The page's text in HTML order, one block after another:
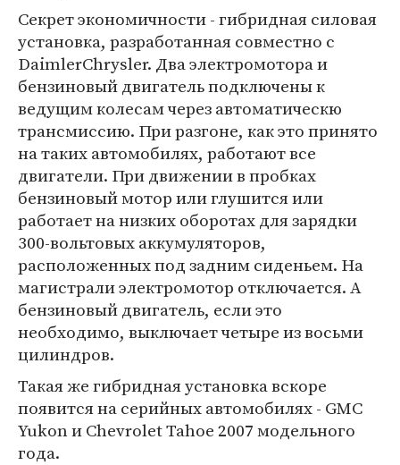
Секрет экономичности - гибридная силовая
установка, разработанная совместно с
DaimlerChrysler. Два электромотора и
бензиновый двигатель подключены к
ведущим колесам через автоматическю
трансмиссию. При разгоне, как это принято
на таких автомобилях, работают все
двигатели. При движении в пробках
бензиновый мотор или глушится или
работает на низких оборотах для зарядки
300-вольтовых аккумуляторов,
расположенных под задним сиденьем. На
магистрали электромотор отключается. А
бензиновый двигатель, если это
необходимо, выключает четыре из восьми
цилиндров.
Такая же гибридная установка вскоре
появится на серийных автомобилях - GMC
Yukon и Chevrolet Tahoe 2007 модельного
года.